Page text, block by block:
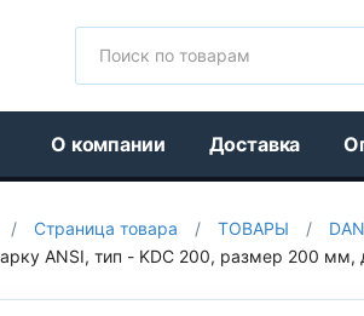
О компании Доставка
/ Страница товара / ТОВАРЫ /
ANSI, тип - KDC 200, размер 200 мм,